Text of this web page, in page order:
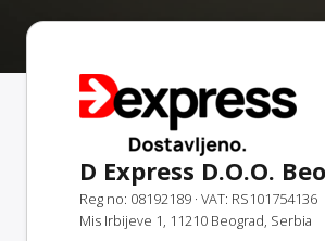
D Express D.O.O.
Reg no: 08192189 · VAT: RS101754136
Mis Irbijeve 1, 11210 Beograd, Serbia